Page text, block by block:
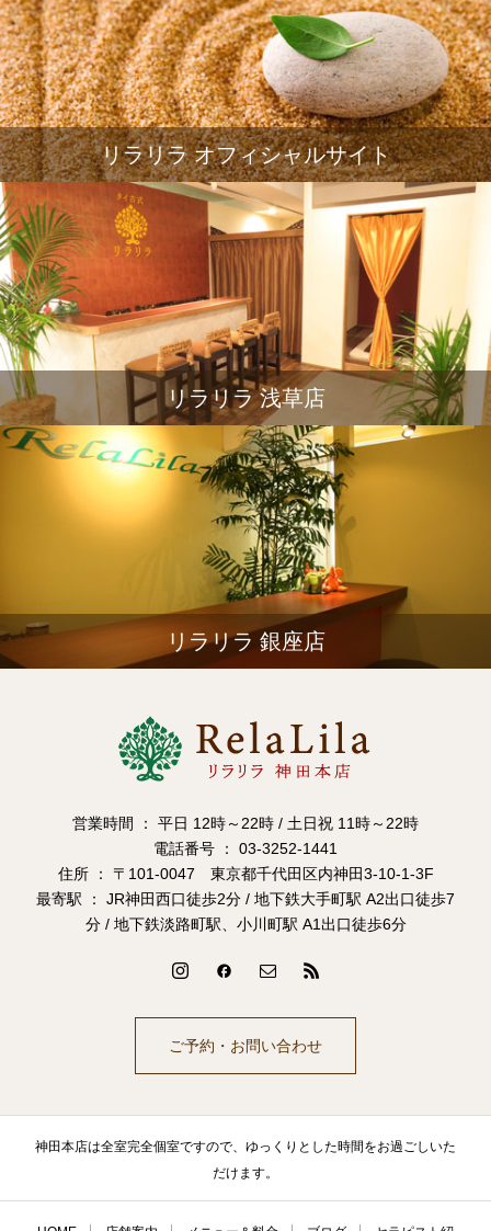
リラリラ オフィシャルサイト
リラリラ 浅草店
リラリラ 銀座店
営業時間 ： 平日 12時～22時 / 土日祝 11時～22時
電話番号 ： 03-3252-1441
住所 ： 〒101-0047 東京都千代田区内神田3-10-1-3F
最寄駅 ： JR神田西口徒歩2分 / 地下鉄大手町駅 A2出口徒歩7
分 / 地下鉄淡路町駅、小川町駅 A1出口徒歩6分
ご予約・お問い合わせ
神田本店は全室完全個室ですので、ゆっくりとした時間をお過ごしいた
だけます。